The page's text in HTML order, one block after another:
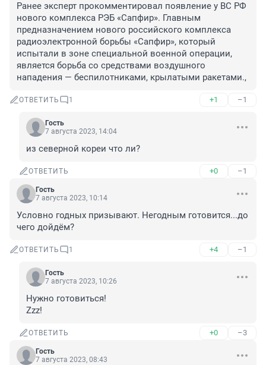
Ранее эксперт прокомментировал появление у ВС РФ
нового комплекса РЭБ «Сапфир». Главным
предназначением нового российского комплекса
радиоэлектронной борьбы «Сапфир», который
испытали в зоне специальной военной операции,
является борьба со средствами воздушного
нападения — беспилотниками, крылатыми ракетами.,
ОТВЕТИТЬ 1 +1 –1
Гость
7 августа 2023, 14:04
из северной кореи что ли?
ОТВЕТИТЬ +0 –1
Гость
7 августа 2023, 10:14
Условно годных призывают. Негодным готовится...до
чего дойдём?
ОТВЕТИТЬ 1 +4 –1
Гость
7 августа 2023, 10:26
Нужно готовиться!
Zzz!
ОТВЕТИТЬ +0 –3
Гость
7 августа 2023, 08:43